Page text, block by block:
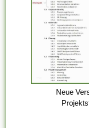
Neue